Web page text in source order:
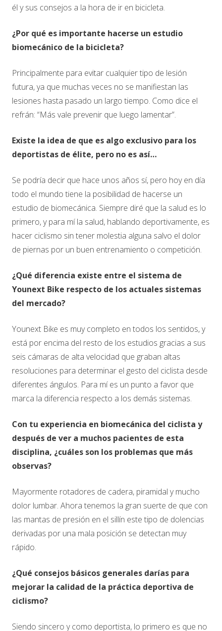
él y sus consejos a la hora de ir en bicicleta.
¿Por qué es importante hacerse un estudio
biomecánico de la bicicleta?
Principalmente para evitar cualquier tipo de lesión
futura, ya que muchas veces no se manifiestan las
lesiones hasta pasado un largo tiempo. Como dice el
refrán: “Más vale prevenir que luego lamentar”.
Existe la idea de que es algo exclusivo para los
deportistas de élite, pero no es así…
Se podría decir que hace unos años sí, pero hoy en día
todo el mundo tiene la posibilidad de hacerse un
estudio de biomecánica. Siempre diré que la salud es lo
primero, y para mí la salud, hablando deportivamente, es
hacer ciclismo sin tener molestia alguna salvo el dolor
de piernas por un buen entrenamiento o competición.
¿Qué diferencia existe entre el sistema de
Younext Bike respecto de los actuales sistemas
del mercado?
Younext Bike es muy completo en todos los sentidos, y
está por encima del resto de los estudios gracias a sus
seis cámaras de alta velocidad que graban altas
resoluciones para determinar el gesto del ciclista desde
diferentes ángulos. Para mí es un punto a favor que
marca la diferencia respecto a los demás sistemas.
Con tu experiencia en biomecánica del ciclista y
después de ver a muchos pacientes de esta
disciplina, ¿cuáles son los problemas que más
observas?
Mayormente rotadores de cadera, piramidal y mucho
dolor lumbar. Ahora tenemos la gran suerte de que con
las mantas de presión en el sillín este tipo de dolencias
derivadas por una mala posición se detectan muy
rápido.
¿Qué consejos básicos generales darías para
mejorar la calidad de la práctica deportiva de
ciclismo?
Siendo sincero y como deportista, lo primero es que no